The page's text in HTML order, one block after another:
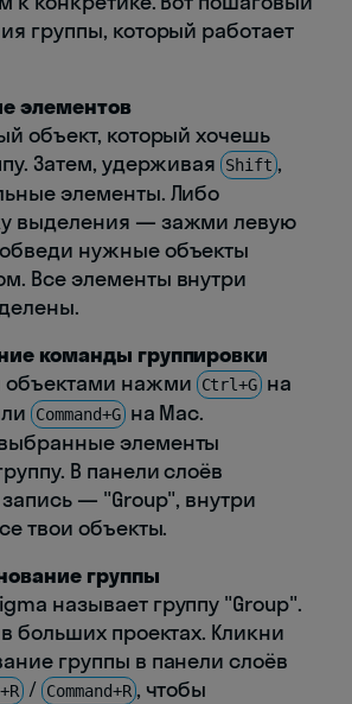
группы, который работает
элементов
объект, который хочешь
Затем, удерживая Shift ,
элементы. Либо
выделения — зажми левую
нужные объекты
Все элементы внутри
команды группировки
нажми
Ctrl+G на
Command+G на Mac.
элементы
В панели слоёв
— "Group", внутри
твои объекты.
группы
называет группу "Group".
больших проектах. Кликни
группы в панели слоёв
/ Command+R , чтобы